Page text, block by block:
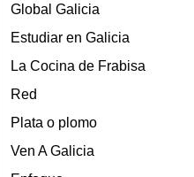
Global Galicia
Estudiar en Galicia
La Cocina de Frabisa
Red
Plata o plomo
Ven A Galicia